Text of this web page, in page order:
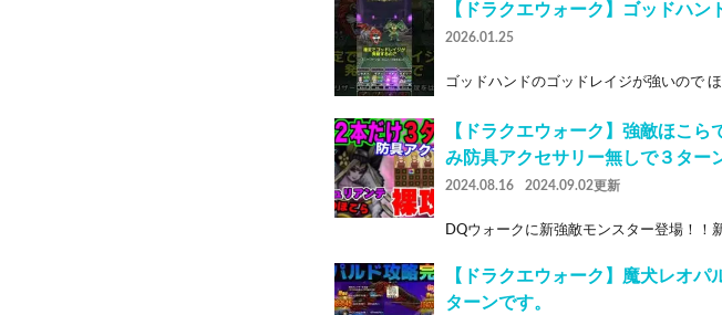
【ドラクエウォーク】ゴッドハ
2026.01.25
ゴッドハンドのゴッドレイジが強いので
【ドラクエウォーク】強敵ほこ
み防具アクセサリー無しで３ター
2024.08.16 2024.09.02更新
DQウォークに新強敵モンスター登場！！
【ドラクエウォーク】魔犬レオ
ターンです。